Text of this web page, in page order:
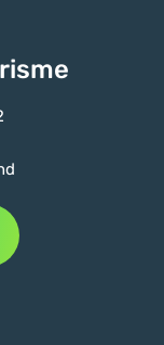
Instagram
sur Youtube
nous sur Tiktok